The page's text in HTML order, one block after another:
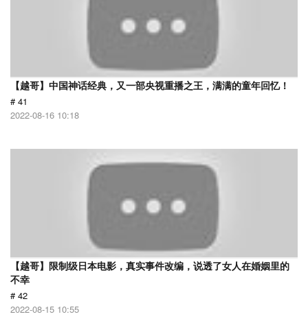
【越哥】中国神话经典，又一部央视重播之王，满满的童年回忆！
# 41
2022-08-16 10:18
【越哥】限制级日本电影，真实事件改编，说透了女人在婚姻里的
不幸
# 42
2022-08-15 10:55